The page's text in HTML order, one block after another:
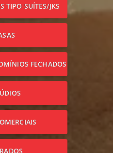
TIPO SUÍTES/JKS
FECHADOS